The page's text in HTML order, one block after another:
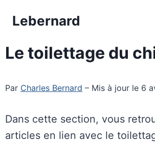
Lebernard
Le toilettage du
Par Charles Bernard – Mis à jour le 6
Dans cette section, vous
articles en lien avec le